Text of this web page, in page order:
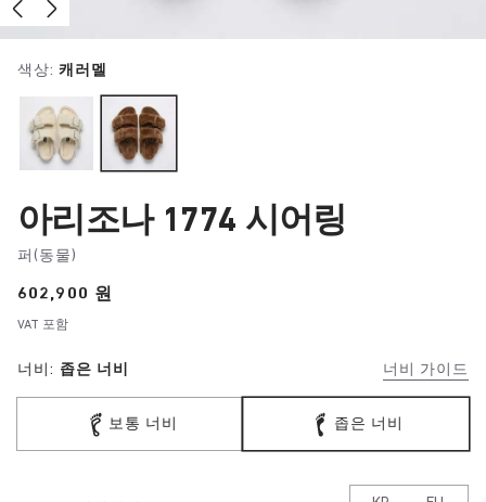
색상: 캐러멜
아리조나 1774 시어링
퍼(동물)
Price:
602,900 원
VAT 포함
너비: 좁은 너비 너비 가이드
보통 너비 좁은 너비